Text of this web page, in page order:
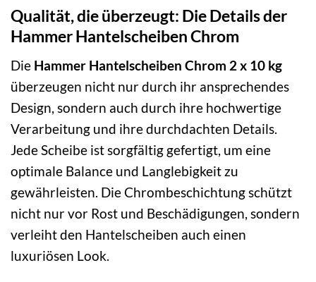
Qualität, die überzeugt: Die Details der
Hammer Hantelscheiben Chrom
Die Hammer Hantelscheiben Chrom 2 x 10 kg
überzeugen nicht nur durch ihr ansprechendes
Design, sondern auch durch ihre hochwertige
Verarbeitung und ihre durchdachten Details.
Jede Scheibe ist sorgfältig gefertigt, um eine
optimale Balance und Langlebigkeit zu
gewährleisten. Die Chrombeschichtung schützt
nicht nur vor Rost und Beschädigungen, sondern
verleiht den Hantelscheiben auch einen
luxuriösen Look.